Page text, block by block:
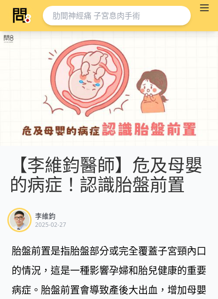
【李維鈞醫師】危及母嬰
的病症！認識胎盤前置
李維鈞
2025-02-27
胎盤前置是指胎盤部分或完全覆蓋子宮頸內口
的情況，這是一種影響孕婦和胎兒健康的重要
病症。胎盤前置會導致產後大出血，增加母嬰